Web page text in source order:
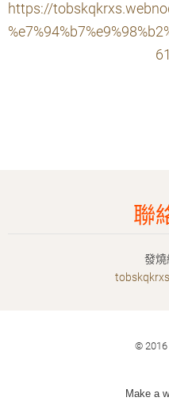
https://
聯
發燒
tobskqkr
© 2016
Make a